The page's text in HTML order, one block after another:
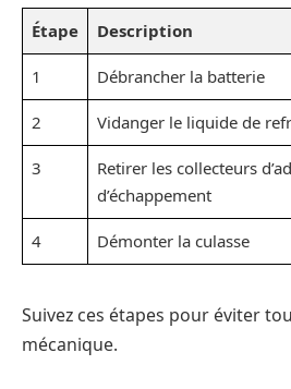
Étape Description
1 Débrancher la batterie
2 Vidanger le liquide de
3
Retirer les collecteurs
d’échappement
4 Démonter la culasse
Suivez ces étapes pour éviter
mécanique.